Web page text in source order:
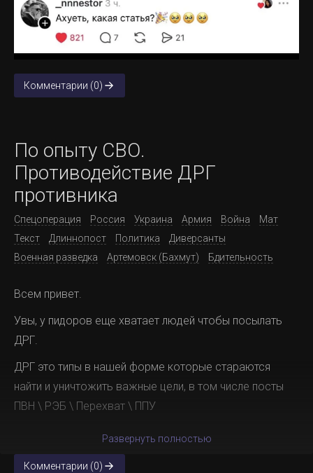
Комментарии (0)
По опыту СВО.
Противодействие ДРГ
противника
Спецоперация Россия Украина Армия Война
Мат
Текст
Длиннопост Политика
Диверсанты
Военная разведка
Артемовск (Бахмут) Бдительность
Всем привет.
Увы, у пидоров еще хватает людей чтобы посылать
ДРГ.
ДРГ это типы в нашей форме которые стараются
найти и уничтожить важные цели, в том числе посты
ПВН \ РЭБ \ Перехват \ ППУ
Развернуть полностью
Комментарии (0)